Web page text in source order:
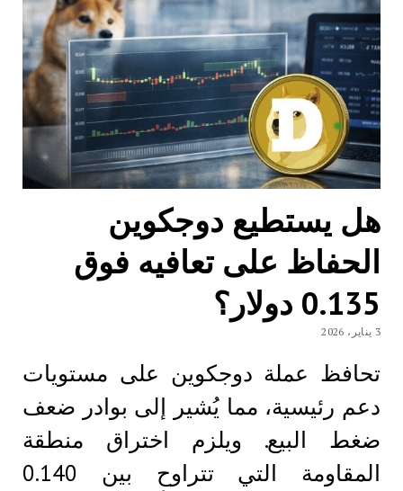
هل يستطيع دوجكوين
الحفاظ على تعافيه فوق
0.135 دولار؟
3 يناير، 2026
تحافظ عملة دوجكوين على مستويات
دعم رئيسية، مما يُشير إلى بوادر ضعف
ضغط البيع. ويلزم اختراق منطقة
المقاومة التي تتراوح بين 0.140